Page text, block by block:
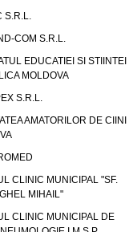
S.R.L.
COM S.R.L.
EDUCATIEI SI STIINTEI
MOLDOVA
S.R.L.
AMATORILOR DE CIINI
CLINIC MUNICIPAL "SF.
MIHAIL"
CLINIC MUNICIPAL DE